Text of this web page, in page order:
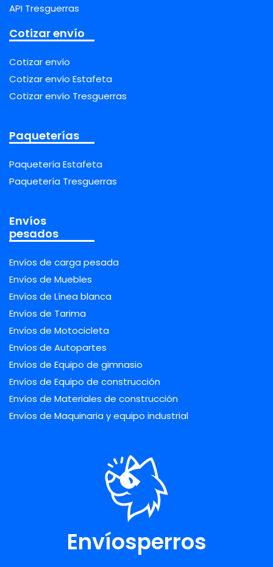
API Tresguerras
Cotizar envío
Cotizar envío
Cotizar envío Estafeta
Cotizar envío Tresguerras
Paqueterías
Paquetería Estafeta
Paquetería Tresguerras
Envíos
pesados
Envíos de carga pesada
Envíos de Muebles
Envíos de Línea blanca
Envíos de Tarima
Envíos de Motocicleta
Envíos de Autopartes
Envíos de Equipo de gimnasio
Envíos de Equipo de construcción
Envíos de Materiales de construcción
Envíos de Maquinaria y equipo industrial
Envíosperros